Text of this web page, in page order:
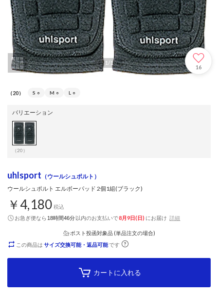
1/1
16
（20） S ○ M ○ L ○
バリエーション
（20）
uhlsport （ウールシュポルト）
ウールシュポルト エルボーパッド 2個1組(ブラック)
￥4,180 税込
お急ぎ便なら 18時間46分以内のお支払いで8月9日(日) にお届け 詳細
ポスト投函対象品 (単品注文の場合)
この商品は サイズ交換可能・返品可能です
カートに入れる